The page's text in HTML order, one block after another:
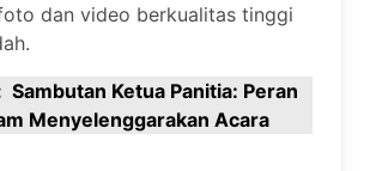
dan video berkualitas tinggi
Sambutan Ketua Panitia: Peran
Menyelenggarakan Acara